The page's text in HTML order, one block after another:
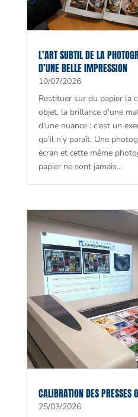
L’ART SUBTIL DE LA
D’UNE BELLE IMPRESSION
10/07/2026
Restituer sur du papier la
objet, la brillance d'une
d'une nuance : c'est un
qu'il n'y paraît. Une
écran et cette même
papier ne sont jamais...
CALIBRATION DES PRESSES
25/03/2026